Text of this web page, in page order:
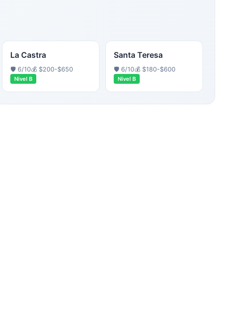
La Castra
🛡️ 6/10💰 $200-$650
Nivel B
Santa Teresa
🛡️ 6/10💰 $180-$600
Nivel B